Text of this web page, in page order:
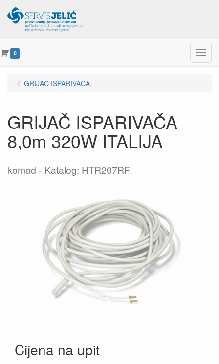
0 Menu
GRIJAČ ISPARIVAČA
GRIJAČ ISPARIVAČA
8,0m 320W ITALIJA
komad Katalog: HTR207RF
Cijena na upit